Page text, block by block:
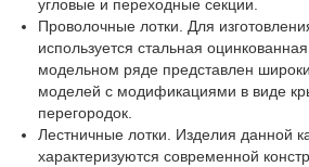
угловые и переходные секции.
Проволочные лотки. Для
используется стальная
модельном ряде представлен
моделей с модификациями в виде
перегородок.
Лестничные лотки. Изделия данной
характеризуются современной